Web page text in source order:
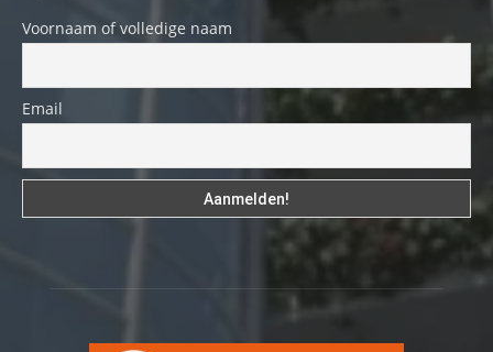
Voornaam of volledige naam
Email